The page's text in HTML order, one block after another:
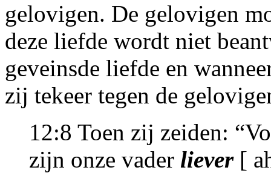
gelovigen. De gelovigen
deze liefde wordt niet
geveinsde liefde en
zij tekeer tegen de
12:8 Toen zij zeiden:
zijn onze vader liever [